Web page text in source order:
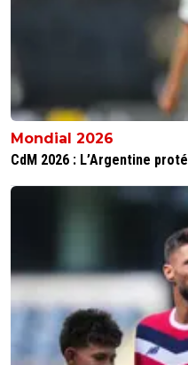
Mondial 2026
CdM 2026 : L’Argentine